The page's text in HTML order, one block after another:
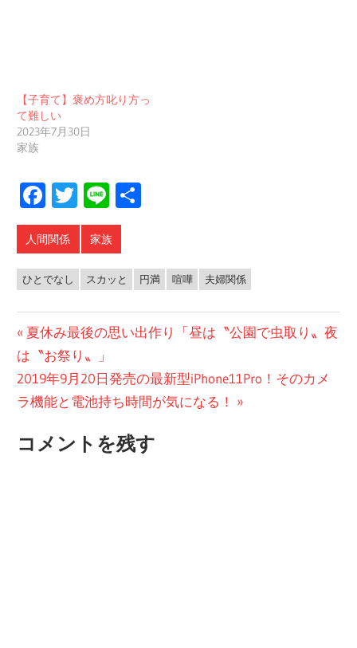
【子育て】褒め方叱り方っ
て難しい
2023年7月30日
家族
Facebook
Twitter
Line
人間関係 家族
ひとでなし スカッと 円満 喧嘩 夫婦関係
投
稿
ナ
ゲ
前
の
投
稿:
夏休み最後の思い出作り「昼は〝公園で虫取り〟夜
は〝お祭り〟」
次
の
稿:
2019年9月20日発売の最新型iPhone11Pro！そのカメ
ラ機能と電池持ち時間が気になる！
コメントを残す